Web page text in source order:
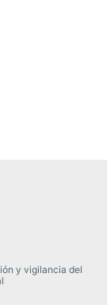
y vigilancia del